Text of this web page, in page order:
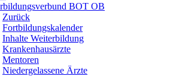
BOT OB
Zurück
Fortbildungskalender
Inhalte Weiterbildung
Krankenhausärzte
Mentoren
Niedergelassene Ärzte